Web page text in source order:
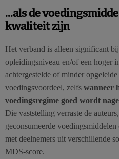
…als de
kwaliteit zijn
Het verband is alleen significant
opleidingsniveau en/of een hoger
achtergestelde of minder
voedingsvoordeel, zelfs wanneer
voedingsregime goed wordt
Die vaststelling verraste de
geconsumeerde
met deelnemers uit verschillende
MDS-score.